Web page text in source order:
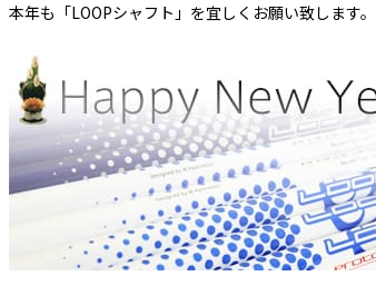
本年も「LOOPシャフト」を宜しくお願い致します。